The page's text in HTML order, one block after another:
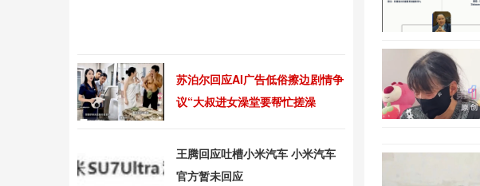
苏泊尔回应AI广告低俗擦边剧情争
议“大叔进女澡堂要帮忙搓澡
王腾回应吐槽小米汽车 小米汽车
官方暂未回应